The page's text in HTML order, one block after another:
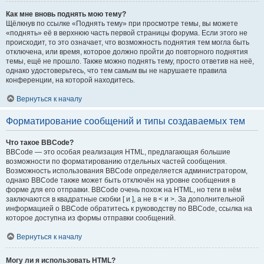
Как мне вновь поднять мою тему?
Щёлкнув по ссылке «Поднять тему» при просмотре темы, вы можете
«поднять» её в верхнюю часть первой страницы форума. Если этого не
происходит, то это означает, что возможность поднятия тем могла быть
отключена, или время, которое должно пройти до повторного поднятия
темы, ещё не прошло. Также можно поднять тему, просто ответив на неё,
однако удостоверьтесь, что тем самым вы не нарушаете правила
конференции, на которой находитесь.
Вернуться к началу
Форматирование сообщений и типы создаваемых тем
Что такое BBCode?
BBCode — это особая реализация HTML, предлагающая большие
возможности по форматированию отдельных частей сообщения.
Возможность использования BBCode определяется администратором,
однако BBCode также может быть отключён на уровне сообщения в
форме для его отправки. BBCode очень похож на HTML, но теги в нём
заключаются в квадратные скобки [ и ], а не в < и >. За дополнительной
информацией о BBCode обратитесь к руководству по BBCode, ссылка на
которое доступна из формы отправки сообщений.
Вернуться к началу
Могу ли я использовать HTML?